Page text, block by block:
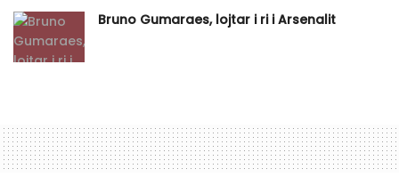
Bruno Gumaraes, lojtar i ri i Arsenalit